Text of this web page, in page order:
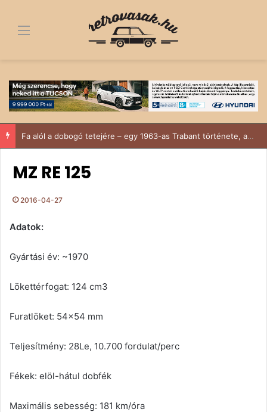
Menü
Fa alól a dobogó tetejére – egy 1963-as Trabant története, ami többről szól, mint egy felújítás
MZ RE 125
2016-04-27
Adatok:
Gyártási év: ~1970
Lökettérfogat: 124 cm3
Furatlöket: 54×54 mm
Teljesítmény: 28Le, 10.700 fordulat/perc
Fékek: elöl-hátul dobfék
Maximális sebesség: 181 km/óra